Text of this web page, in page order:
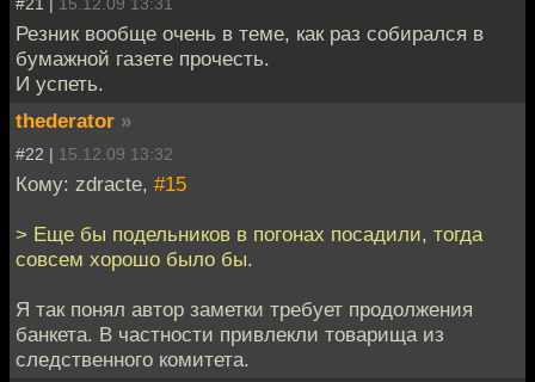
Резник вообще очень в теме, как раз собирался в
бумажной газете прочесть.
И успеть.
thederator »
#22 | 15.12.09 13:32
Кому: zdracte, #15
> Еще бы подельников в погонах посадили, тогда
совсем хорошо было бы.
Я так понял автор заметки требует продолжения
банкета. В частности привлекли товарища из
следственного комитета.